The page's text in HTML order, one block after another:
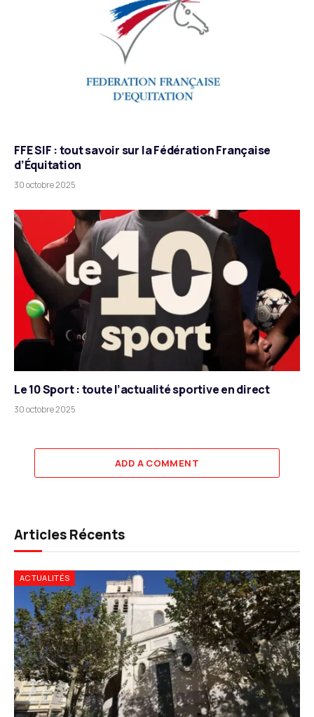
FFE SIF : tout savoir sur la Fédération Française
d’Équitation
30 octobre 2025
Le 10 Sport : toute l’actualité sportive en direct
30 octobre 2025
ADD A COMMENT
Articles Récents
ACTUALITÉS